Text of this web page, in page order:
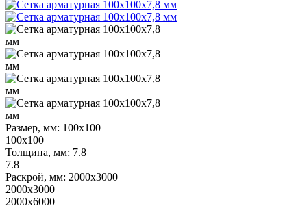
Размер, мм: 100х100
100х100
Толщина, мм: 7.8
7.8
Раскрой, мм: 2000х3000
2000х3000
2000х6000